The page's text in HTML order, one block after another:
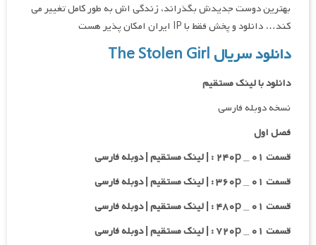
بهترین دوست جدیدش بگذراند، زندگی اش به طور کامل تغییر می
کند… دانلود و پخش فقط با IP ایران امکان پذیر هست
دانلود سریال The Stolen Girl
دانلود با لینک مستقیم
نسخه دوبله فارسی
فصل اول
قسمت ۰۱ _ ۲۴۰p : | لینک مستقیم | دوبله فارسی
قسمت ۰۱ _ ۳۶۰p : | لینک مستقیم | دوبله فارسی
قسمت ۰۱ _ ۴۸۰p : | لینک مستقیم | دوبله فارسی
قسمت ۰۱ _ ۷۲۰p : | لینک مستقیم | دوبله فارسی